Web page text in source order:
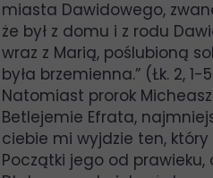
miasta Dawidowego,
że był z domu i z rodu
wraz z Marią, poślubioną
była brzemienna.” (Łk. 2, 1-
Natomiast prorok
Betlejemie Efrata,
ciebie mi wyjdzie ten,
Początki jego od prawieku,